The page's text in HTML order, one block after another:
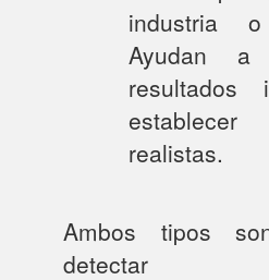
industria
Ayudan a
resultados
realistas.
Ambos tipos
detectar